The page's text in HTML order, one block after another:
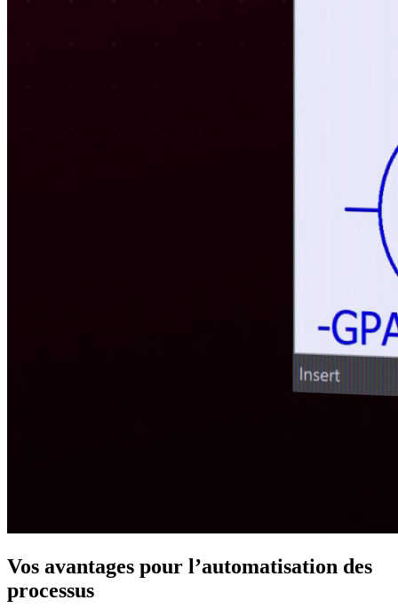
Vos avantages pour l’automatisation des
processus